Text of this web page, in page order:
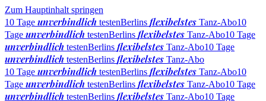
Zum Hauptinhalt springen
10 Tage unverbindlich testenBerlins flexibelstes Tanz-Abo10
Tage unverbindlich testenBerlins flexibelstes Tanz-Abo10 Tage
unverbindlich testenBerlins flexibelstes Tanz-Abo10 Tage
unverbindlich testenBerlins flexibelstes Tanz-Abo
10 Tage unverbindlich testenBerlins flexibelstes Tanz-Abo10
Tage unverbindlich testenBerlins flexibelstes Tanz-Abo10 Tage
unverbindlich testenBerlins flexibelstes Tanz-Abo10 Tage